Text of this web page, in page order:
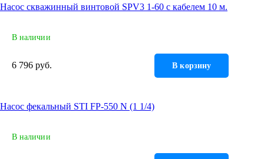
Насос скважинный винтовой SPV3 1-60 с кабелем 10 м.
В наличии
6 796 руб. В корзину
Насос фекальный STI FP-550 N (1 1/4)
В наличии